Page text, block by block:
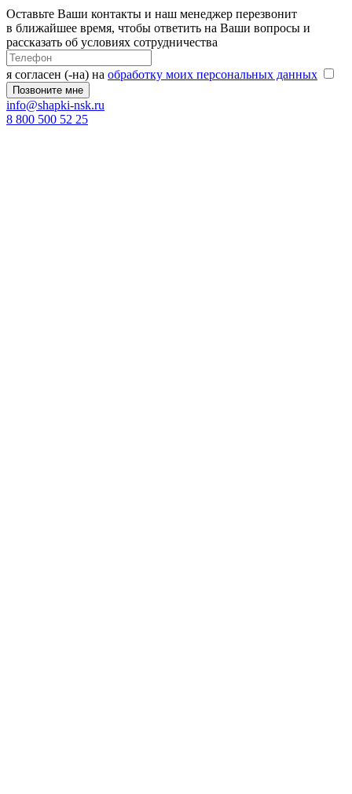
Оставьте Ваши контакты и наш менеджер перезвонит
в ближайшее время, чтобы ответить на Ваши вопросы и
рассказать об условиях сотрудничества
я согласен (-на) на обработку моих персональных данных
info@shapki-nsk.ru
8 800 500 52 25